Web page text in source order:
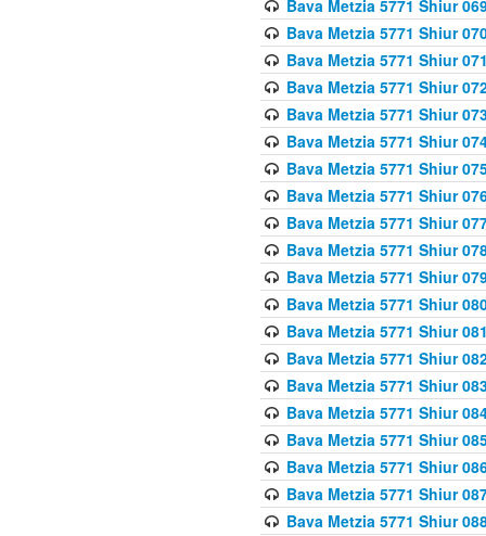
Bava Metzia 5771 Shiur
Bava Metzia 5771 Shiur
Bava Metzia 5771 Shiur
Bava Metzia 5771 Shiur
Bava Metzia 5771 Shiur
Bava Metzia 5771 Shiur
Bava Metzia 5771 Shiur
Bava Metzia 5771 Shiur
Bava Metzia 5771 Shiur
Bava Metzia 5771 Shiur
Bava Metzia 5771 Shiur
Bava Metzia 5771 Shiur
Bava Metzia 5771 Shiur
Bava Metzia 5771 Shiur
Bava Metzia 5771 Shiur
Bava Metzia 5771 Shiur
Bava Metzia 5771 Shiur
Bava Metzia 5771 Shiur
Bava Metzia 5771 Shiur
Bava Metzia 5771 Shiur